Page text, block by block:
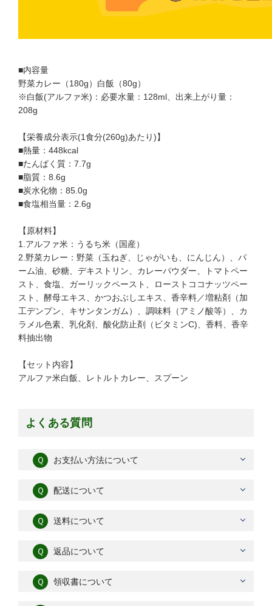
■内容量
野菜カレー（180g）白飯（80g）
※白飯(アルファ米)：必要水量：128ml、出来上がり量：
208g
【栄養成分表示(1食分(260g)あたり)】
■熱量：448kcal
■たんぱく質：7.7g
■脂質：8.6g
■炭水化物：85.0g
■食塩相当量：2.6g
【原材料】
1.アルファ米：うるち米（国産）
2.野菜カレー：野菜（玉ねぎ、じゃがいも、にんじん）、パ
ーム油、砂糖、デキストリン、カレーパウダー、トマトペー
スト、食塩、ガーリックペースト、ローストココナッツペー
スト、酵母エキス、かつおぶしエキス、香辛料／増粘剤（加
工デンプン、キサンタンガム）、調味料（アミノ酸等）、カ
ラメル色素、乳化剤、酸化防止剤（ビタミンC)、香料、香辛
料抽出物
【セット内容】
アルファ米白飯、レトルトカレー、スプーン
よくある質問
Ｑ お支払い方法について
Ｑ 配送について
Ｑ 送料について
Ｑ 返品について
Ｑ 領収書について